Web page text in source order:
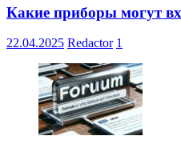
Какие приборы могут
22.04.2025 Redactor 1